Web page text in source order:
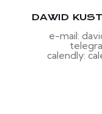
DAWID
e-mail:
calendly: